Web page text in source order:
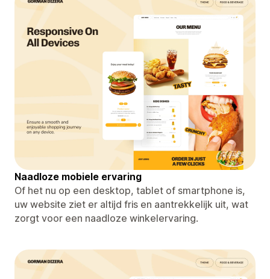
Naadloze mobiele ervaring
Of het nu op een desktop, tablet of smartphone is,
uw website ziet er altijd fris en aantrekkelijk uit, wat
zorgt voor een naadloze winkelervaring.